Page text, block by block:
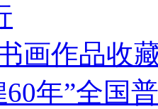
画作品收
60年”全国